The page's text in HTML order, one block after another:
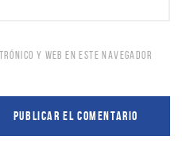
Y WEB EN ESTE NAVEGADOR